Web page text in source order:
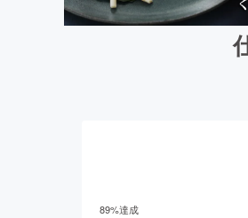
89%達成